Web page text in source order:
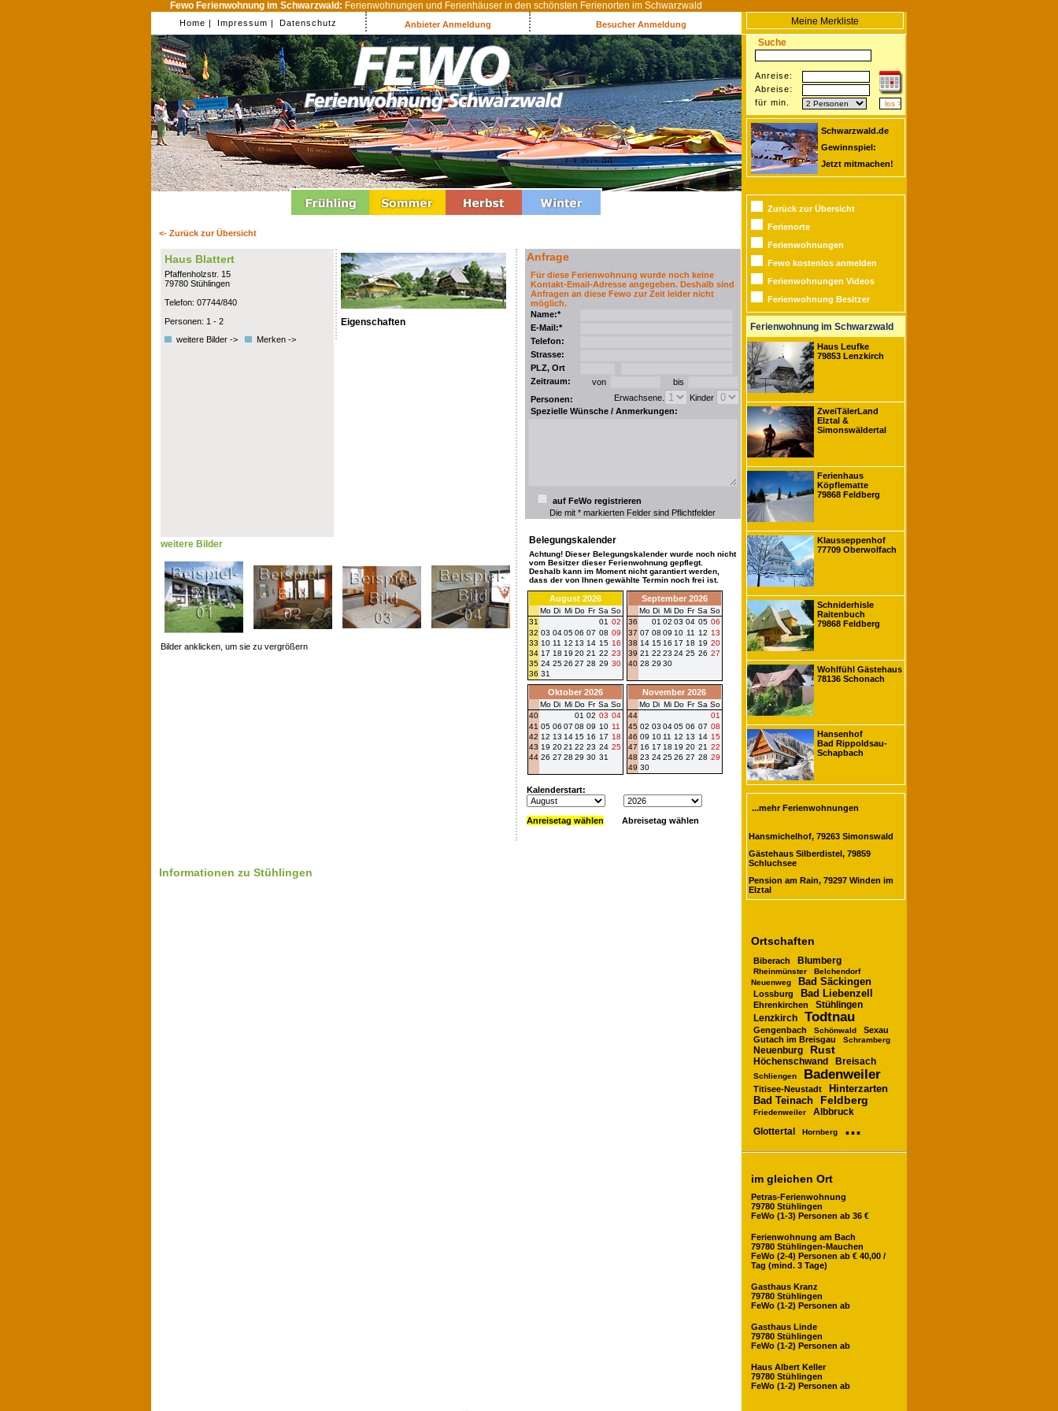
Fewo Ferienwohnung im Schwarzwald: Ferienwohnungen und Ferienhäuser in den schönsten Ferienorten im Schwarzwald
Home | Impressum | Datenschutz Anbieter Anmeldung Besucher Anmeldung
Meine Merkliste
Suche
Anreise:
Abreise:
für min.
Schwarzwald.de
Gewinnspiel:
Jetzt mitmachen!
<- Zurück zur Übersicht
Haus Blattert
Pfaffenholzstr. 15
79780 Stühlingen
Telefon: 07744/840
Personen: 1 - 2
weitere Bilder ->
Merken ->
Eigenschaften
Anfrage
Für diese Ferienwohnung wurde noch keine
Kontakt-Email-Adresse angegeben. Deshalb sind
Anfragen an diese Fewo zur Zeit leider nicht
möglich.
Name:*
E-Mail:*
Telefon:
Strasse:
PLZ, Ort
Zeitraum:
von
bis
Personen:
Erwachsene.
Kinder
Spezielle Wünsche / Anmerkungen:
auf FeWo registrieren
Die mit * markierten Felder sind Pflichtfelder
Belegungskalender
Achtung! Dieser Belegungskalender wurde noch nicht
vom Besitzer dieser Ferienwohnung gepflegt.
Deshalb kann im Moment nicht garantiert werden,
dass der von Ihnen gewählte Termin noch frei ist.
August 2026
Mo Di Mi Do Fr Sa So
31
01 02
32 03 04 05 06 07 08 09
33 10 11 12 13 14 15 16
34 17 18 19 20 21 22 23
35 24 25 26 27 28 29 30
36 31
September 2026
Mo Di Mi Do Fr Sa So
36
01 02 03 04 05 06
37 07 08 09 10 11 12 13
38 14 15 16 17 18 19 20
39 21 22 23 24 25 26 27
40 28 29 30
Oktober 2026
Mo Di Mi Do Fr Sa So
40
01 02 03 04
41 05 06 07 08 09 10 11
42 12 13 14 15 16 17 18
43 19 20 21 22 23 24 25
44 26 27 28 29 30 31
November 2026
Mo Di Mi Do Fr Sa So
44
01
45 02 03 04 05 06 07 08
46 09 10 11 12 13 14 15
47 16 17 18 19 20 21 22
48 23 24 25 26 27 28 29
49 30
Kalenderstart:
Anreisetag wählen Abreisetag wählen
weitere Bilder
Bilder anklicken, um sie zu vergrößern
Informationen zu Stühlingen
Zurück zur Übersicht
Ferienorte
Ferienwohnungen
Fewo kostenlos anmelden
Ferienwohnungen Videos
Ferienwohnung Besitzer
Ferienwohnung im Schwarzwald
Haus Leufke
79853 Lenzkirch
ZweiTälerLand
Elztal &
Simonswäldertal
Ferienhaus
Köpflematte
79868 Feldberg
Klausseppenhof
77709 Oberwolfach
Schniderhisle
Raitenbuch
79868 Feldberg
Wohlfühl Gästehaus
78136 Schonach
Hansenhof
Bad Rippoldsau-
Schapbach
...mehr Ferienwohnungen
Hansmichelhof, 79263 Simonswald
Gästehaus Silberdistel, 79859
Schluchsee
Pension am Rain, 79297 Winden im
Elztal
Ortschaften
Biberach Blumberg
Rheinmünster
Belchendorf
Neuenweg
Bad Säckingen
Lossburg Bad Liebenzell
Ehrenkirchen Stühlingen
Lenzkirch Todtnau
Gengenbach Schönwald
Sexau
Gutach im Breisgau
Schramberg
Neuenburg Rust
Höchenschwand Breisach
Schliengen Badenweiler
Titisee-Neustadt Hinterzarten
Bad Teinach Feldberg
Friedenweiler Albbruck
Glottertal Hornberg ...
im gleichen Ort
Petras-Ferienwohnung
79780 Stühlingen
FeWo (1-3) Personen ab 36 €
Ferienwohnung am Bach
79780 Stühlingen-Mauchen
FeWo (2-4) Personen ab € 40,00 /
Tag (mind. 3 Tage)
Gasthaus Kranz
79780 Stühlingen
FeWo (1-2) Personen ab
Gasthaus Linde
79780 Stühlingen
FeWo (1-2) Personen ab
Haus Albert Keller
79780 Stühlingen
FeWo (1-2) Personen ab